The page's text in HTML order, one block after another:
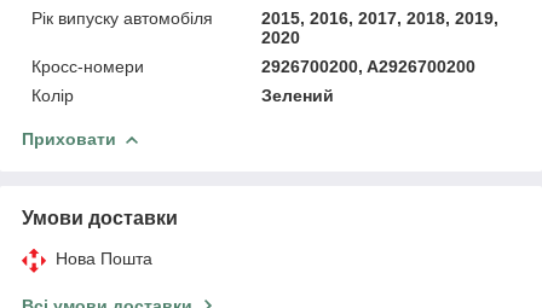
Рік випуску автомобіля
2015, 2016, 2017, 2018, 2019,
2020
Кросс-номери
2926700200, A2926700200
Колір
Зелений
Приховати
Умови доставки
Нова Пошта